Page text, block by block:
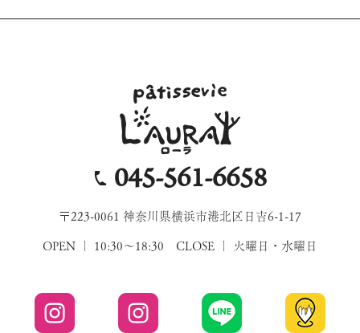
045-561-6658
〒223-0061 神奈川県横浜市港北区日吉6-1-17
OPEN ｜ 10:30～18:30 CLOSE ｜ 火曜日・水曜日